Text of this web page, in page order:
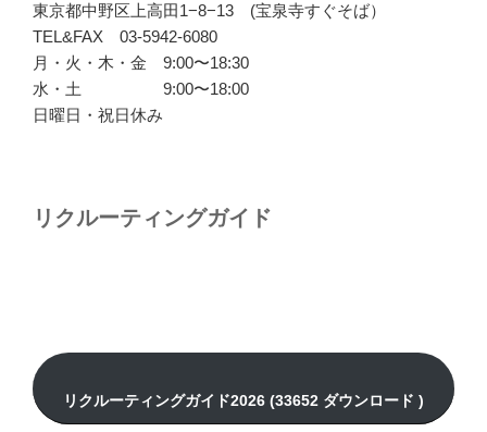
東京都中野区上高田1−8−13 (宝泉寺すぐそば）
TEL&FAX 03-5942-6080
月・火・木・金 9:00〜18:30
水・土 9:00〜18:00
日曜日・祝日休み
リクルーティングガイド